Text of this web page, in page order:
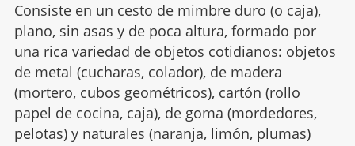
Consiste en un cesto de mimbre duro (o caja),
plano, sin asas y de poca altura, formado por
una rica variedad de objetos cotidianos: objetos
de metal (cucharas, colador), de madera
(mortero, cubos geométricos), cartón (rollo
papel de cocina, caja), de goma (mordedores,
pelotas) y naturales (naranja, limón, plumas)